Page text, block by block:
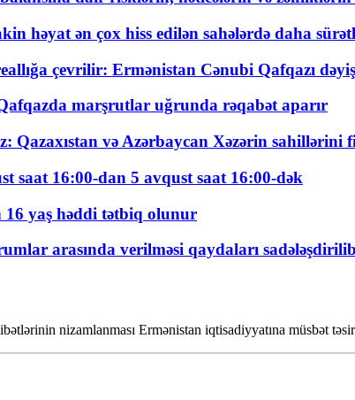
həyat ən çox hiss edilən sahələrdə daha
çevrilir: Ermənistan Cənubi Qafqazı
marşrutlar uğrunda rəqabət aparır
Qazaxıstan və Azərbaycan Xəzərin
saat 16:00-dan 5 avqust saat 16:00-dək
16 yaş həddi tətbiq olunur
arasında verilməsi qaydaları sadələşdirilib
nizamlanması Ermənistan iqtisadiyyatına müsbət